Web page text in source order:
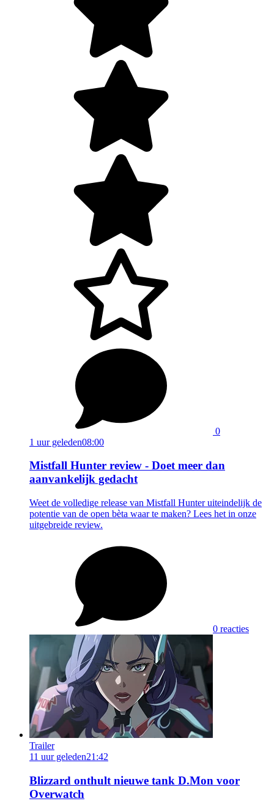
0
1 uur geleden08:00
Mistfall Hunter review - Doet meer dan
aanvankelijk gedacht
Weet de volledige release van Mistfall Hunter uiteindelijk de
potentie van de open bèta waar te maken? Lees het in onze
uitgebreide review.
0 reacties
Trailer
11 uur geleden21:42
Blizzard onthult nieuwe tank D.Mon voor
Overwatch